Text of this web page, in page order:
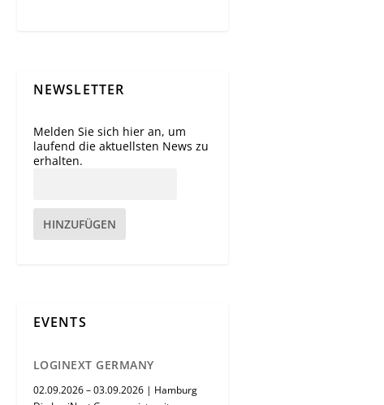
NEWSLETTER
Melden Sie sich hier an, um
laufend die aktuellsten News zu
erhalten.
HINZUFÜGEN
EVENTS
LOGINEXT GERMANY
02.09.2026 – 03.09.2026 | Hamburg